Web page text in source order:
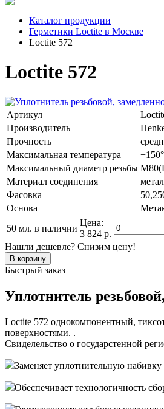
Каталог продукции
Герметики Loctite в Москве
Loctite 572
Loctite 572
Артикул
Производитель
Прочность
Максимальная температура
Максимальный диаметр резьбы
Материал соединения
Фасовка
Основа
50 мл. в наличии
Цена:
3 824 р.
Нашли дешевле? Снизим цену!
Быстрый заказ
Уплотнитель
Loctite 572 однокомпонентный,
поверхностями. .
Свиделельство о государстенной
Заменяет уплотнительную
Обеспечивает технологичность